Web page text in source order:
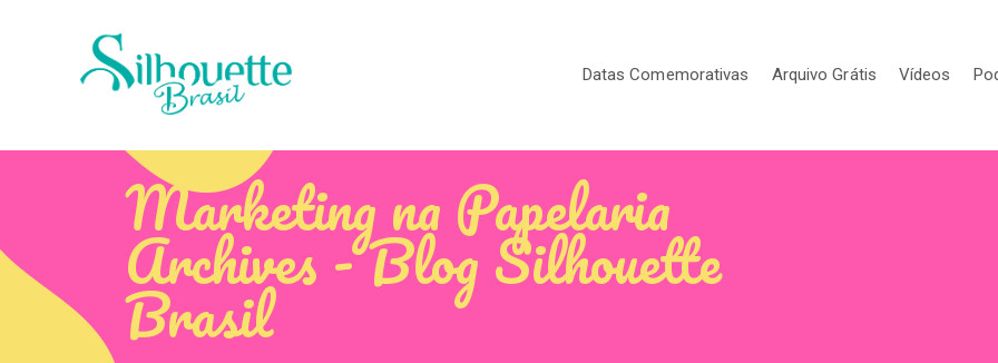
Datas Comemorativas Arquivo Grátis Vídeos
Marketing na Papelaria
Archives - Blog Silhouette
Brasil